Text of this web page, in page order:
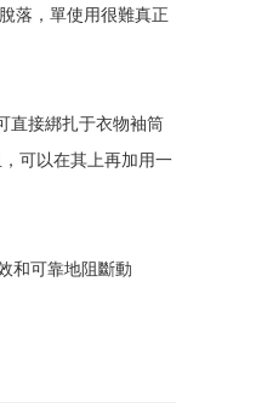
脫落，單使用很難真正
直接綁扎于衣物袖筒
，可以在其上再加用一
和可靠地阻斷動